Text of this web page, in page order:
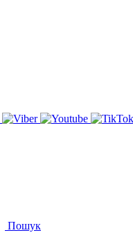
Пошук